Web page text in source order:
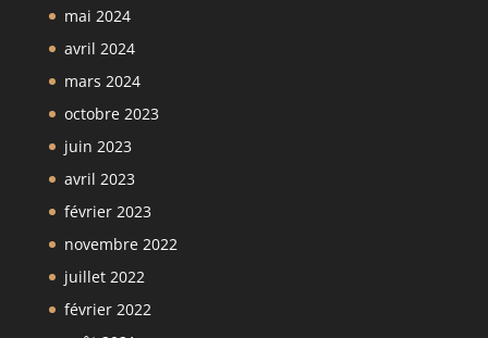
mai 2024
avril 2024
mars 2024
octobre 2023
juin 2023
avril 2023
février 2023
novembre 2022
juillet 2022
février 2022